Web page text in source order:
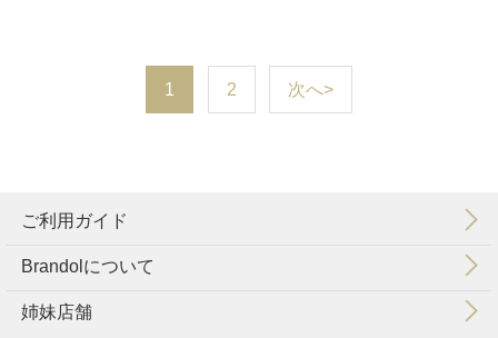
1 2 次へ>
ご利用ガイド
Brandolについて
会社概要
特定商取引法に基づく表示
利用規約
個人情報保護方針
姉妹店舗